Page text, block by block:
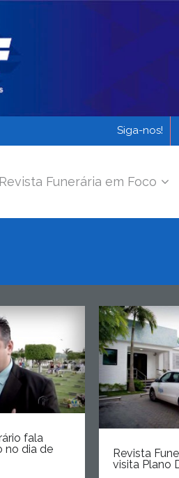
Siga-nos!
Revista Funerária em Foco
fala
no dia de
Revista
visita Plano